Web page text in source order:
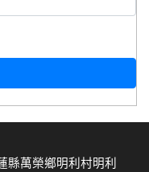
縣萬榮鄉明利村明利